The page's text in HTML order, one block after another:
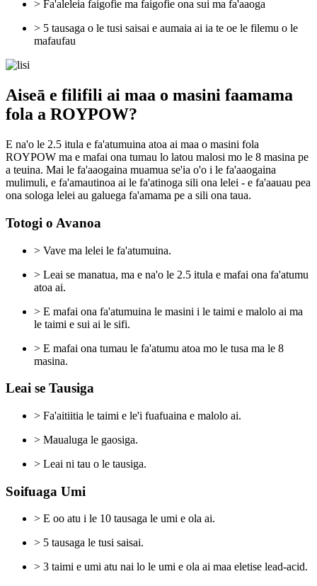
> Fa'aleleia faigofie ma faigofie ona sui ma fa'aaoga
> 5 tausaga o le tusi saisai e aumaia ai ia te oe le filemu o le
mafaufau
Aiseā e filifili ai maa o masini faamama
fola a ROYPOW?
E na'o le 2.5 itula e fa'atumuina atoa ai maa o masini fola
ROYPOW ma e mafai ona tumau lo latou malosi mo le 8 masina pe
a teuina. Mai le fa'aaogaina muamua se'ia o'o i le fa'aaogaina
mulimuli, e fa'amautinoa ai le fa'atinoga sili ona lelei - e fa'aauau pea
ona sologa lelei au galuega fa'amama pe a sili ona taua.
Totogi o Avanoa
> Vave ma lelei le fa'atumuina.
> Leai se manatua, ma e na'o le 2.5 itula e mafai ona fa'atumu
atoa ai.
> E mafai ona fa'atumuina le masini i le taimi e malolo ai ma
le taimi e sui ai le sifi.
> E mafai ona tumau le fa'atumu atoa mo le tusa ma le 8
masina.
Leai se Tausiga
> Fa'aitiitia le taimi e le'i fuafuaina e malolo ai.
> Maualuga le gaosiga.
> Leai ni tau o le tausiga.
Soifuaga Umi
> E oo atu i le 10 tausaga le umi e ola ai.
> 5 tausaga le tusi saisai.
> 3 taimi e umi atu nai lo le umi e ola ai maa eletise lead-acid.